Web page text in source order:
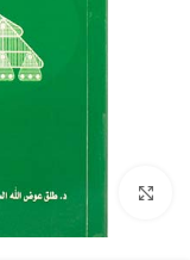
اضغط للتكبير